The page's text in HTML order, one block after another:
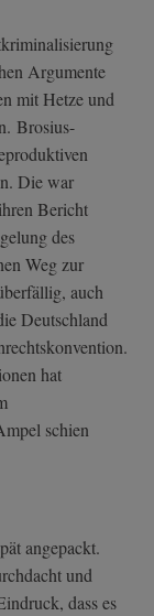
Argumente
mit Hetze und
Brosius-
Die war
Bericht
des
Weg zur
auch
Deutschland
hat
schien
angepackt.
und
dass es